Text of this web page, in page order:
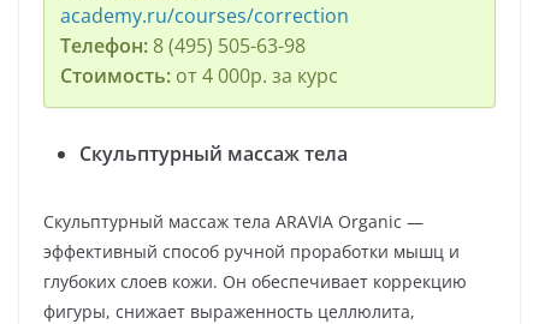
academy.ru/courses/correction
Телефон:8 (495) 505-63-98
Стоимость:от 4 000р. за курс
Скульптурный массаж тела
Скульптурный массаж тела ARAVIA Organic —
эффективный способ ручной проработки мышц и
глубоких слоев кожи. Он обеспечивает коррекцию
фигуры, снижает выраженность целлюлита,